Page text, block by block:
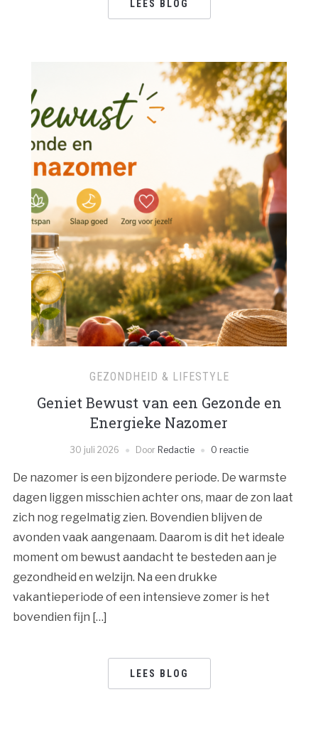
LEES BLOG
GEZONDHEID & LIFESTYLE
Geniet Bewust van een Gezonde en
Energieke Nazomer
30 juli 2026 Door Redactie 0 reactie
De nazomer is een bijzondere periode. De warmste
dagen liggen misschien achter ons, maar de zon laat
zich nog regelmatig zien. Bovendien blijven de
avonden vaak aangenaam. Daarom is dit het ideale
moment om bewust aandacht te besteden aan je
gezondheid en welzijn. Na een drukke
vakantieperiode of een intensieve zomer is het
bovendien fijn […]
LEES BLOG